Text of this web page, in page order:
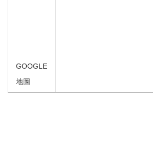
GOOGLE
地圖